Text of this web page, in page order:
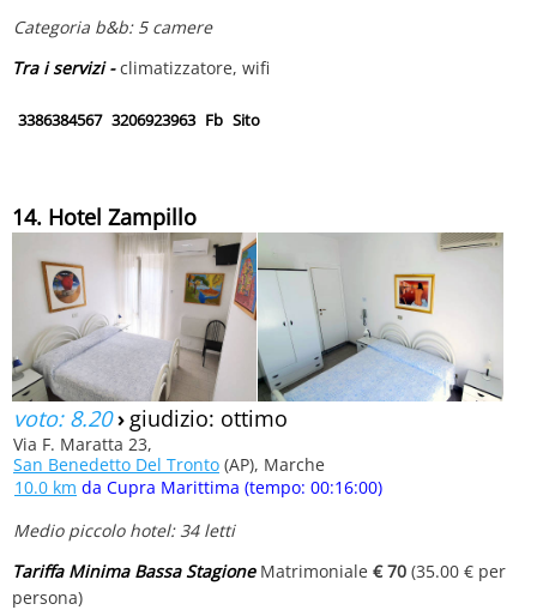
Categoria b&b: 5 camere
Tra i servizi -climatizzatore, wifi
3386384567 3206923963 Fb Sito
14. Hotel Zampillo
voto: 8.20› giudizio: ottimo
Via F. Maratta 23,
San Benedetto Del Tronto (AP), Marche
10.0 km da Cupra Marittima (tempo: 00:16:00)
Medio piccolo hotel: 34 letti
Tariffa Minima Bassa StagioneMatrimoniale € 70 (35.00 € per
persona)